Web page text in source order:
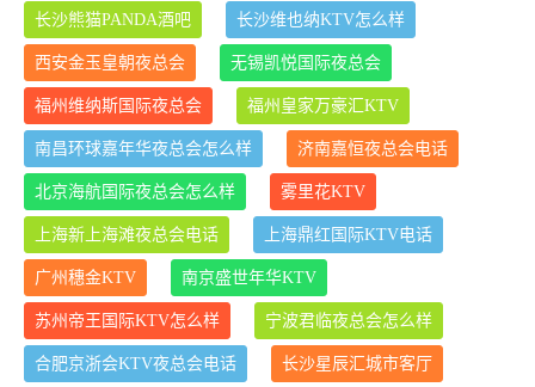
长沙熊猫PANDA酒吧 长沙维也纳KTV怎么样
西安金玉皇朝夜总会 无锡凯悦国际夜总会
福州维纳斯国际夜总会 福州皇家万豪汇KTV
南昌环球嘉年华夜总会怎么样 济南嘉恒夜总会电话
北京海航国际夜总会怎么样 雾里花KTV
上海新上海滩夜总会电话 上海鼎红国际KTV电话
广州穗金KTV 南京盛世年华KTV
苏州帝王国际KTV怎么样 宁波君临夜总会怎么样
合肥京浙会KTV夜总会电话 长沙星辰汇城市客厅